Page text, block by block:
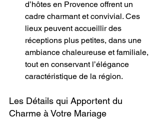
d’hôtes en Provence offrent un
cadre charmant et convivial. Ces
lieux peuvent accueillir des
réceptions plus petites, dans une
ambiance chaleureuse et familiale,
tout en conservant l’élégance
caractéristique de la région.
Les Détails qui Apportent du
Charme à Votre Mariage